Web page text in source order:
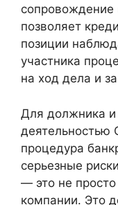
сопровождение
позволяет
позиции
участника
на ход дела и
Для должника и
процедура
серьезные
— это не
компании. Это